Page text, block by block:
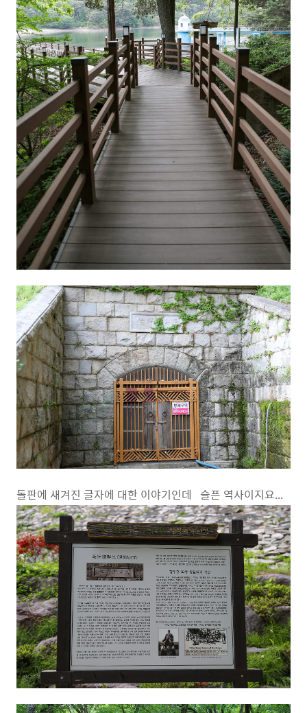
돌판에 새겨진 글자에 대한 이야기인데 슬픈 역사이지요...